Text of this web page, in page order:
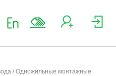
/ Одножильные монтажные